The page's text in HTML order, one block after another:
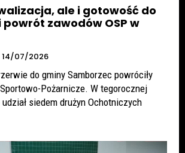
ale i gotowość do
zawodów OSP w
14/07/2026
do gminy Samborzec powróciły
Pożarnicze. W tegorocznej
siedem drużyn Ochotniczych